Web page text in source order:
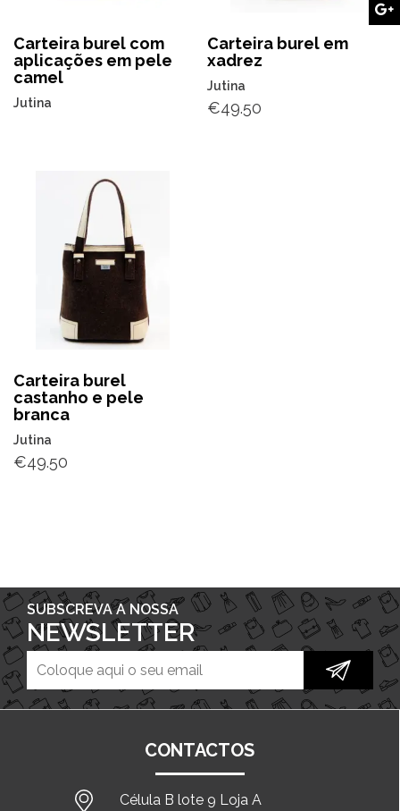
Carteira burel com
aplicações em pele
camel
Jutina
Carteira burel em
xadrez
Jutina
€49.50
Carteira burel
castanho e pele
branca
Jutina
€49.50
SUBSCREVA A NOSSA
NEWSLETTER
CONTACTOS
Célula B lote 9 Loja A